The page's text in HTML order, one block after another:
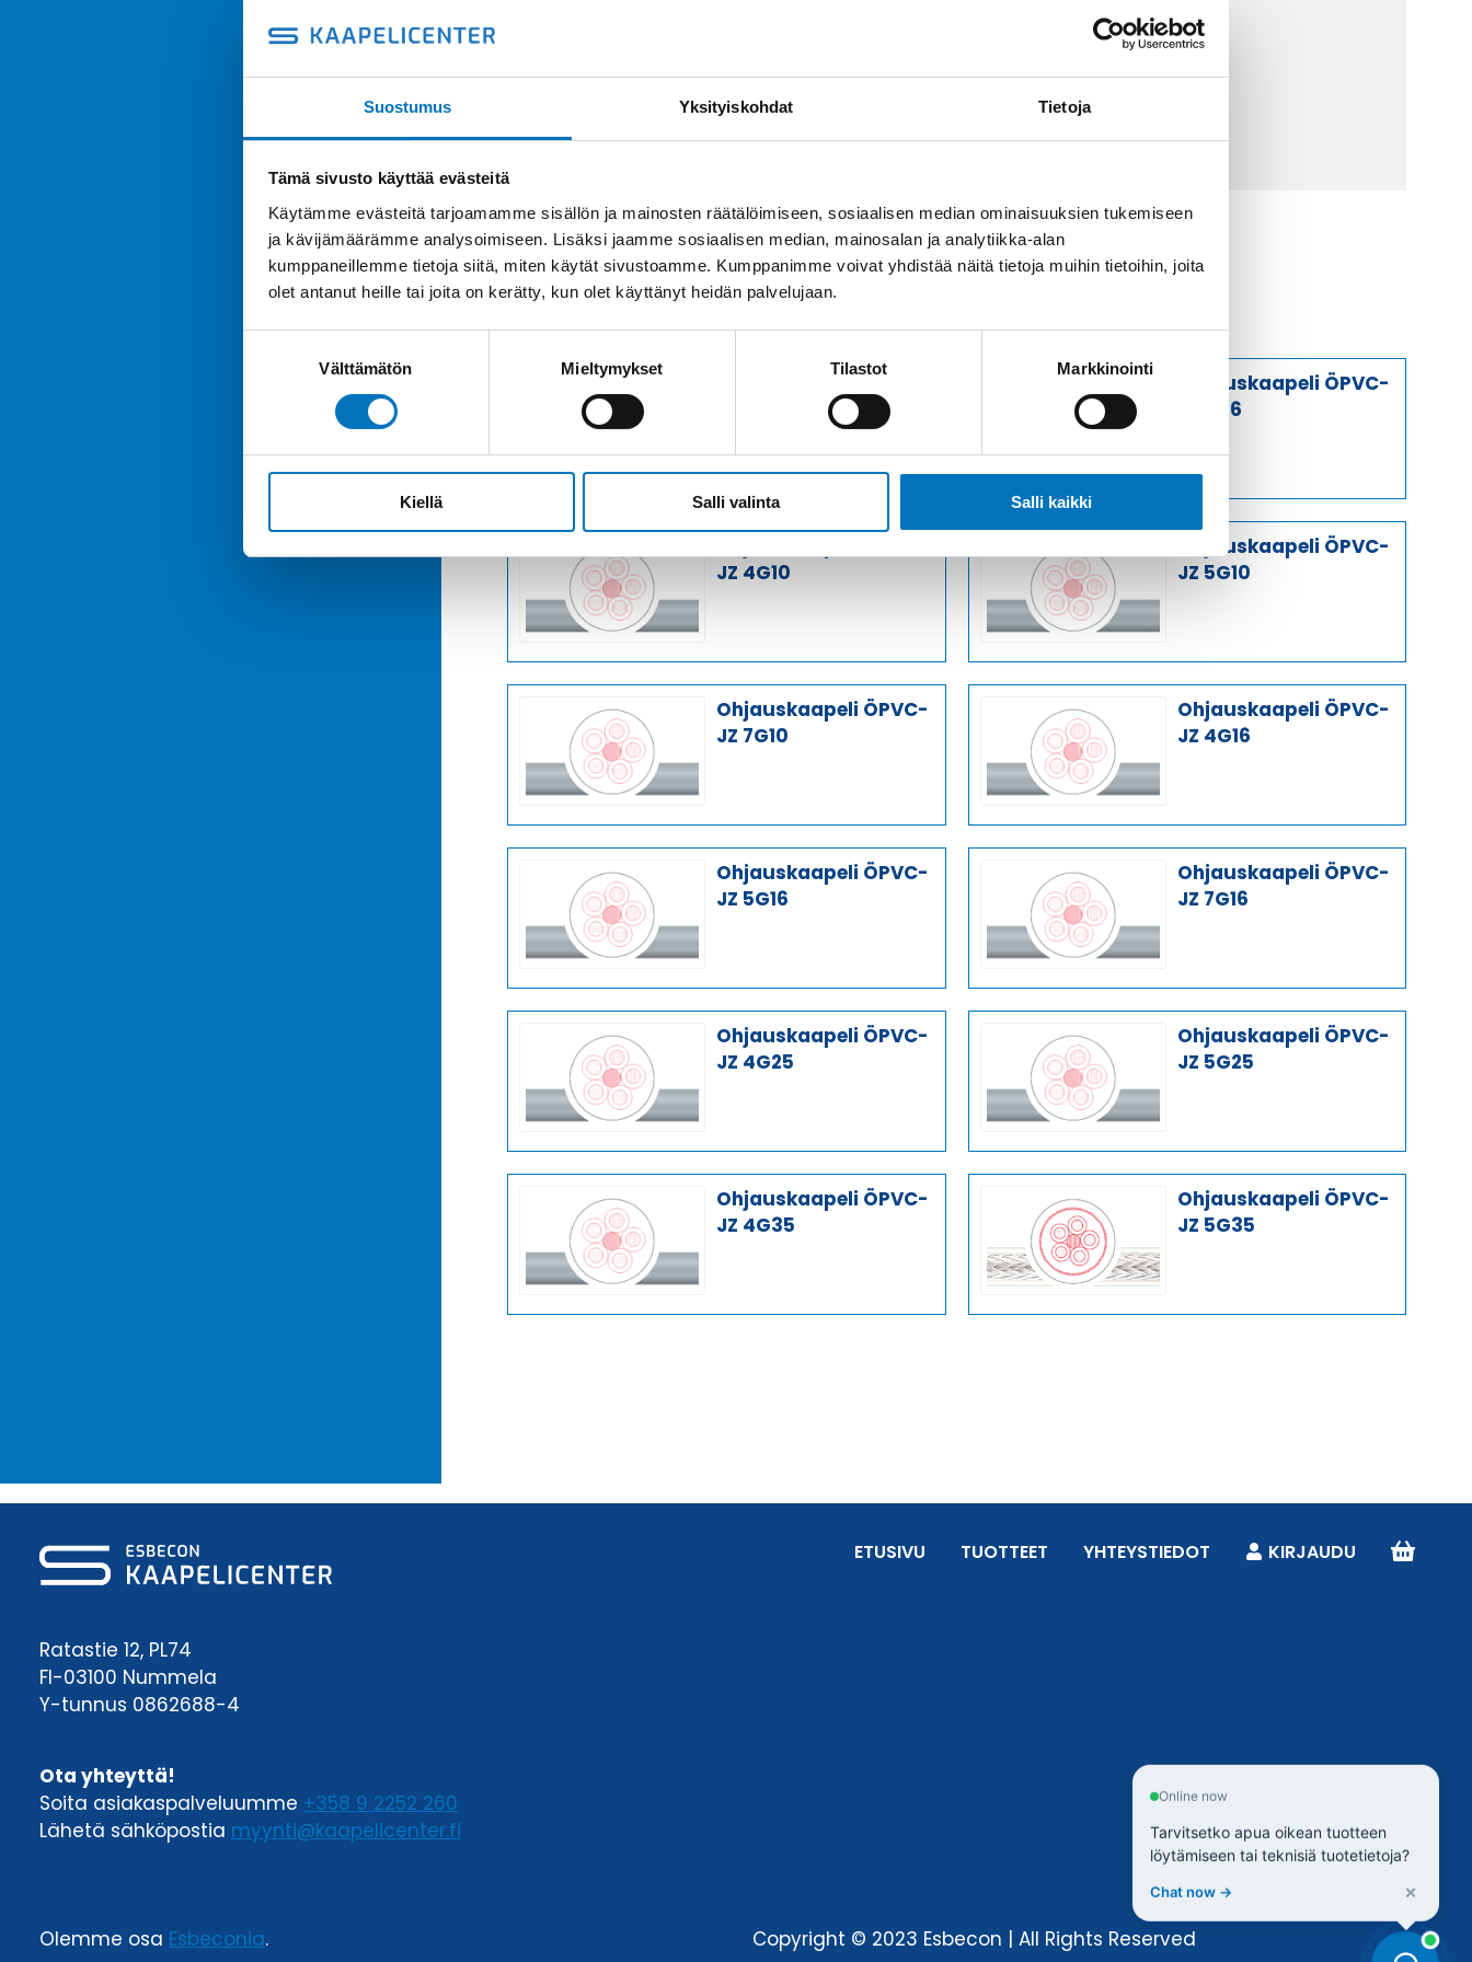
Suostumus Yksityiskohdat Tietoja
Tämä sivusto käyttää evästeitä
Käytämme evästeitä tarjoamamme sisällön ja mainosten räätälöimiseen, sosiaalisen median ominaisuuksien tukemiseen
ja kävijämäärämme analysoimiseen. Lisäksi jaamme sosiaalisen median, mainosalan ja analytiikka-alan
kumppaneillemme tietoja siitä, miten käytät sivustoamme. Kumppanimme voivat yhdistää näitä tietoja muihin tietoihin, joita
olet antanut heille tai joita on kerätty, kun olet käyttänyt heidän palvelujaan.
Välttämätön Mieltymykset Tilastot Markkinointi
Kiellä Salli valinta Salli kaikki
auttaa.
Tai lähetä sähköpostia
myynti@kaapelicenter.fi
Saman kaapelin eri versiot
Ohjauskaapeli ÖPVC-
Ohjauskaapeli ÖPVC-
JZ 7G6
JZ 4G10
Ohjauskaapeli ÖPVC-
JZ 5G10
Ohjauskaapeli ÖPVC-
JZ 7G10
Ohjauskaapeli ÖPVC-
JZ 4G16
Ohjauskaapeli ÖPVC-
JZ 5G16
Ohjauskaapeli ÖPVC-
JZ 7G16
Ohjauskaapeli ÖPVC-
JZ 4G25
Ohjauskaapeli ÖPVC-
JZ 5G25
Ohjauskaapeli ÖPVC-
JZ 4G35
Ohjauskaapeli ÖPVC-
JZ 5G35
Ratastie 12, PL74
FI-03100 Nummela
Y-tunnus 0862688-4
Ota yhteyttä!
Soita asiakaspalveluumme +358 9 2252 260
Lähetä sähköpostia myynti@kaapelicenter.fi
ETUSIVU TUOTTEET YHTEYSTIEDOT KIRJAUDU
Olemme osa Esbeconia. Copyright © 2023 Esbecon | All Rights Reserved
Online now
Tarvitsetko apua oikean tuotteen
löytämiseen tai teknisiä tuotetietoja?
Chat now → ×